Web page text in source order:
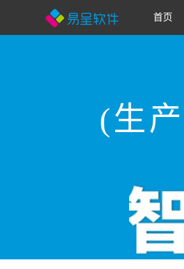
首页
(生